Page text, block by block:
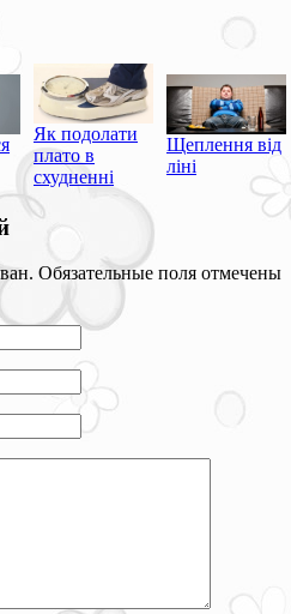
Як подолати
плато в
схудненні
Щеплення від
ліні
Обязательные поля отмечены